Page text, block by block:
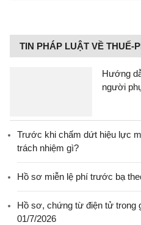
TIN PHÁP LUẬT VỀ THUẾ-
Hướng
người
Trước khi chấm dứt hiệu lực
trách nhiệm gì?
Hồ sơ miễn lệ phí trước bạ
Hồ sơ, chứng từ điện tử trong
01/7/2026